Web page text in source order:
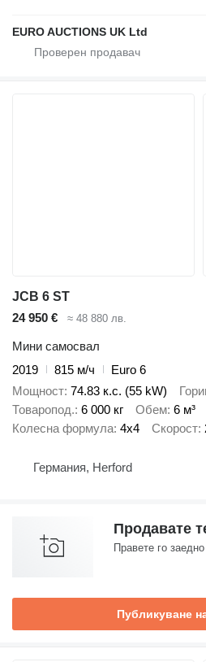
EURO AUCTIONS UK Ltd
JCB 6 ST
24 950 €
≈ 48 880 лв.
Мини самосвал
2019
815 м/ч
Euro 6
Мощност 74.83 к.с. (55 kW)
Товаропод. 6 000 кг Обем 6 м³
Колесна формула 4x4 Скорост
Германия, Herford
Продавате
Правете го
Публикуване